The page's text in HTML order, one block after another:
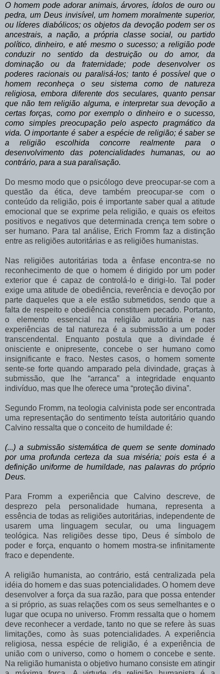
O homem pode adorar animais, árvores, ídolos de ouro ou
pedra, um Deus invisível, um homem moralmente superior,
ou líderes diabólicos; os objetos da devoção podem ser os
ancestrais, a nação, a própria classe social, ou partido
político, dinheiro, e até mesmo o sucesso; a religião pode
conduzir no sentido da destruição ou do amor, da
dominação ou da fraternidade; pode desenvolver os
poderes racionais ou paralisá-los; tanto é possível que o
homem reconheça o seu sistema como de natureza
religiosa, embora diferente dos seculares, quanto pensar
que não tem religião alguma, e interpretar sua devoção a
certas forças, como por exemplo o dinheiro e o sucesso,
como simples preocupação pelo aspecto pragmático da
vida. O importante é saber a espécie de religião; é saber se
a religião escolhida concorre realmente para o
desenvolvimento das potencialidades humanas, ou ao
contrário, para a sua paralisação.
Do mesmo modo que o psicólogo deve preocupar-se com a
questão da ética, deve também preocupar-se com o
conteúdo da religião, pois é importante saber qual a atitude
emocional que se exprime pela religião, e quais os efeitos
positivos e negativos que determinada crença tem sobre o
ser humano. Para tal análise, Erich Fromm faz a distinção
entre as religiões autoritárias e as religiões humanistas.
Nas religiões autoritárias toda a ênfase encontra-se no
reconhecimento de que o homem é dirigido por um poder
exterior que é capaz de controlá-lo e dirigi-lo. Tal poder
exige uma atitude de obediência, reverência e devoção por
parte daqueles que a ele estão submetidos, sendo que a
falta de respeito e obediência constituem pecado. Portanto,
o elemento essencial na religião autoritária e nas
experiências de tal natureza é a submissão a um poder
transcendental. Enquanto postula que a divindade é
onisciente e onipresente, concebe o ser humano como
insignificante e fraco. Nestes casos, o homem somente
sente-se forte quando amparado pela divindade, graças à
submissão, que lhe “arranca” a integridade enquanto
indivíduo, mas que lhe oferece uma “proteção divina”.
Segundo Fromm, na teologia calvinista pode ser encontrada
uma representação do sentimento teísta autoritário quando
Calvino ressalta que o conceito de humildade é:
(...) a submissão sistemática de quem se sente dominado
por uma profunda certeza da sua miséria; pois esta é a
definição uniforme de humildade, nas palavras do próprio
Deus.
Para Fromm a experiência que Calvino descreve, de
desprezo pela personalidade humana, representa a
essência de todas as religiões autoritárias, independente de
usarem uma linguagem secular, ou uma linguagem
teológica. Nas religiões desse tipo, Deus é símbolo de
poder e força, enquanto o homem mostra-se infinitamente
fraco e dependente.
A religião humanista, ao contrário, está centralizada pela
idéia do homem e das suas potencialidades. O homem deve
desenvolver a força da sua razão, para que possa entender
a si próprio, as suas relações com os seus semelhantes e o
lugar que ocupa no universo. Fromm ressalta que o homem
deve reconhecer a verdade, tanto no que se refere às suas
limitações, como às suas potencialidades. A experiência
religiosa, nessa espécie de religião, é a experiência de
união com o universo, como o homem o concebe e sente.
Na religião humanista o objetivo humano consiste em atingir